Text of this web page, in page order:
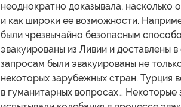
неоднократно доказывала, насколько
и как широки ее возможности.
были чрезвычайно безопасным
эвакуированы из Ливии и доставлены
запросам были эвакуированы не
некоторых зарубежных стран. Турция
в гуманитарных вопросах…